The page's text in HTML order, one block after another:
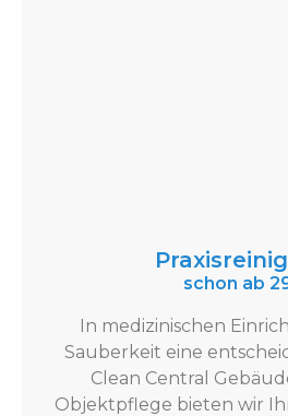
schon ab
In medizinischen
Sauberkeit eine
Clean Central
Objektpflege bieten wir